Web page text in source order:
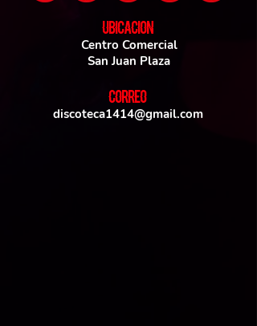
UBICACIoN
Centro Comercial
San Juan Plaza
CORREO
discoteca1414@gmail.com